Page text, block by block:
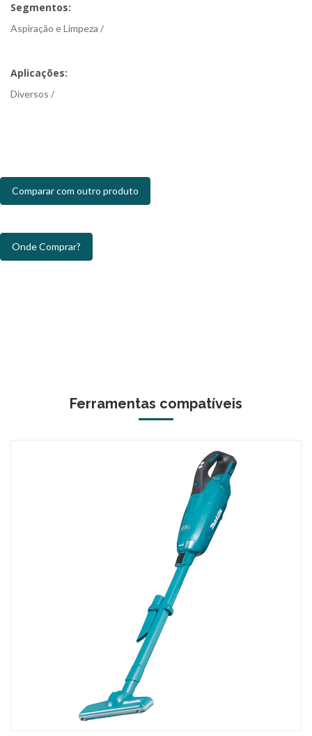
Segmentos:
Aspiração e Limpeza /
Aplicações:
Diversos /
Comparar com outro produto
Onde Comprar?
Ferramentas compatíveis